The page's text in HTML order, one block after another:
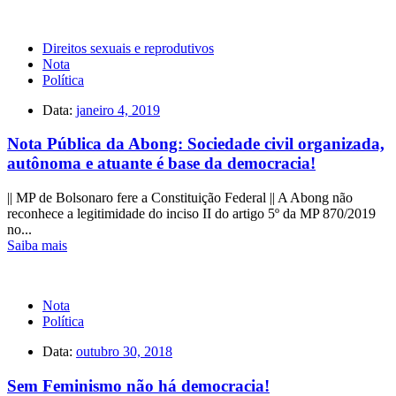
Direitos sexuais e reprodutivos
Nota
Política
Data: janeiro 4, 2019
Nota Pública da Abong: Sociedade civil organizada,
autônoma e atuante é base da democracia!
|| MP de Bolsonaro fere a Constituição Federal || A Abong não
reconhece a legitimidade do inciso II do artigo 5º da MP 870/2019
no...
Saiba mais
Nota
Política
Data: outubro 30, 2018
Sem Feminismo não há democracia!